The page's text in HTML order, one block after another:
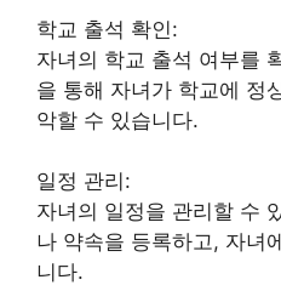
학교 출석 확인:
자녀의 학교 출석 여부를
을 통해 자녀가 학교에 정
악할 수 있습니다.
일정 관리:
자녀의 일정을 관리할 수
나 약속을 등록하고, 자녀
니다.